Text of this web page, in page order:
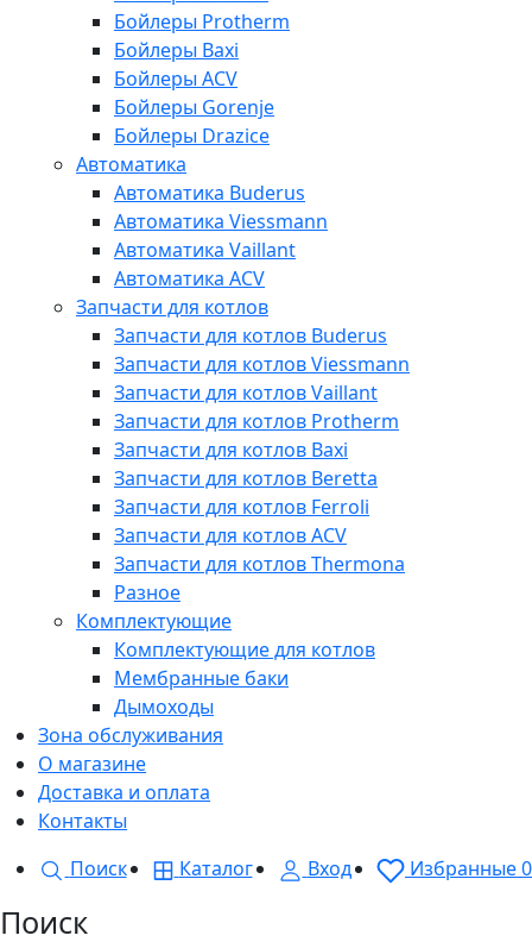
Бойлеры Protherm
Бойлеры Baxi
Бойлеры ACV
Бойлеры Gorenje
Бойлеры Drazice
Автоматика
Автоматика Buderus
Автоматика Viessmann
Автоматика Vaillant
Автоматика ACV
Запчасти для котлов
Запчасти для котлов Buderus
Запчасти для котлов Viessmann
Запчасти для котлов Vaillant
Запчасти для котлов Protherm
Запчасти для котлов Baxi
Запчасти для котлов Beretta
Запчасти для котлов Ferroli
Запчасти для котлов ACV
Запчасти для котлов Thermona
Разное
Комплектующие
Комплектующие для котлов
Мембранные баки
Дымоходы
Зона обслуживания
О магазине
Доставка и оплата
Контакты
Поиск
Каталог Вход Избранные0
Поиск